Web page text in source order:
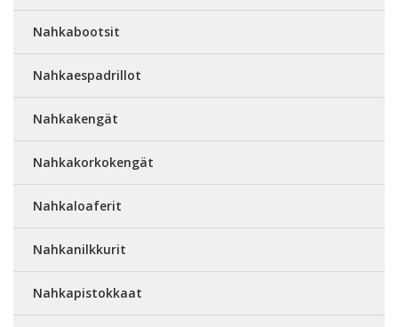
Nahkabootsit
Nahkaespadrillot
Nahkakengät
Nahkakorkokengät
Nahkaloaferit
Nahkanilkkurit
Nahkapistokkaat